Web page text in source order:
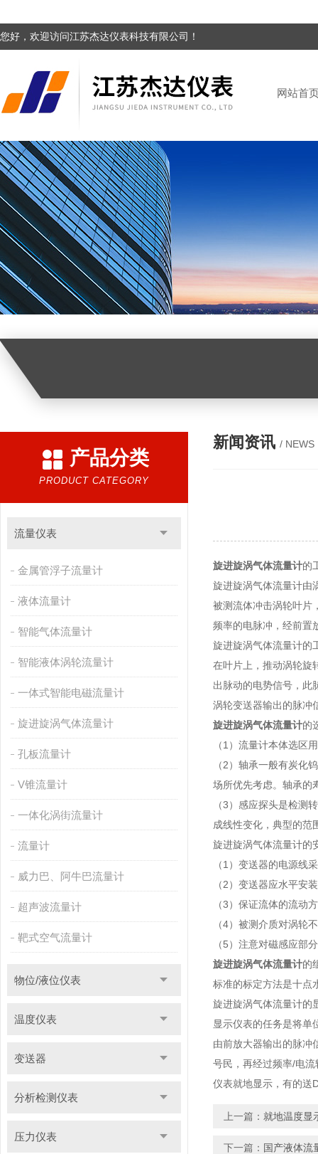
您好，欢迎访问江苏杰达仪表科技有限公司！
网站首
产品分类
PRODUCT CATEGORY
流量仪表
金属管浮子流量计
液体流量计
智能气体流量计
智能液体涡轮流量计
一体式智能电磁流量计
旋进旋涡气体流量计
孔板流量计
V锥流量计
一体化涡街流量计
流量计
威力巴、阿牛巴流量计
超声波流量计
靶式空气流量计
物位/液位仪表
温度仪表
变送器
分析检测仪表
压力仪表
新闻资讯 / NEWS
旋进旋涡气体流量计的
旋进旋涡气体流量计由
被测流体冲击涡轮叶片
频率的电脉冲，经前置
旋进旋涡气体流量计的
在叶片上，推动涡轮旋
出脉动的电势信号，此
涡轮变送器输出的脉冲
旋进旋涡气体流量计的
（1）流量计本体选区
（2）轴承一般有炭化
场所优先考虑。轴承的
（3）感应探头是检测
成线性变化，典型的范
旋进旋涡气体流量计的
（1）变送器的电源线
（2）变送器应水平安
（3）保证流体的流动
（4）被测介质对涡轮
（5）注意对磁感应部
旋进旋涡气体流量计的
标准的标定方法是十点
旋进旋涡气体流量计的
显示仪表的任务是将单
由前放大器输出的脉
号民，再经过频率/电
仪表就地显示，有的送
上一篇： 就地温度显
下一篇： 国产液体流